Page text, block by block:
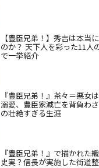
【豊臣兄弟！】秀吉は本当
のか？ 天下人を彩った11人
で一挙紹介
『豊臣兄弟！』茶々＝悪女
溺愛、豊臣家滅亡を背負わ
の壮絶すぎる生涯
『豊臣兄弟！』で描かれた
史実？信長が実施した街道